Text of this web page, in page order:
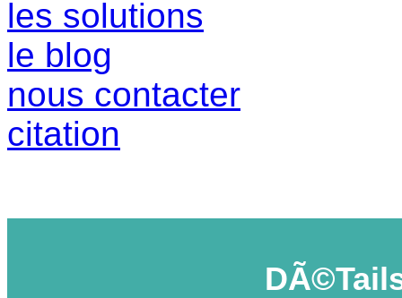
les solutions
le blog
nous contacter
citation